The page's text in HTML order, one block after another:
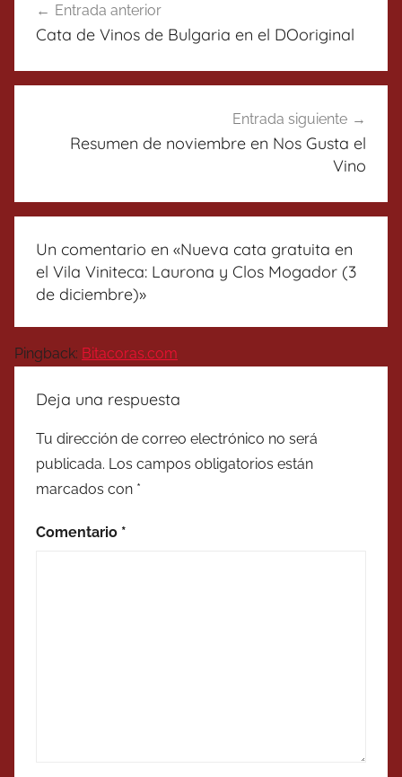
de
Entrada anterior
Cata de Vinos de Bulgaria en el DOoriginal
Entrada siguiente
Resumen de noviembre en Nos Gusta el
Vino
Un comentario en «Nueva cata gratuita en
el Vila Viniteca: Laurona y Clos Mogador (3
de diciembre)»
Pingback: Bitacoras.com
Deja una respuesta
Tu dirección de correo electrónico no será
publicada. Los campos obligatorios están
marcados con *
Comentario *